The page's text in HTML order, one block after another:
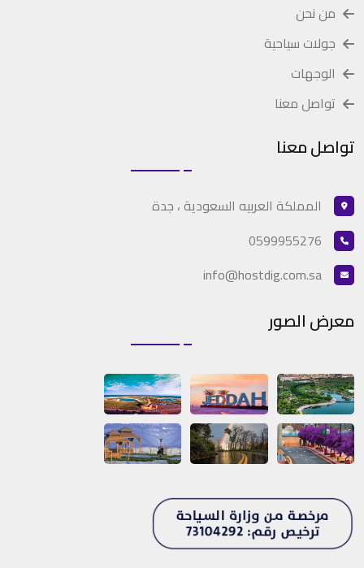
من نحن
جولات سياحية
الوجهات
تواصل معنا
تواصل معنا
المملكة العربيه السعودية ، جدة
0599955276
info@hostdig.com.sa
معرض الصور